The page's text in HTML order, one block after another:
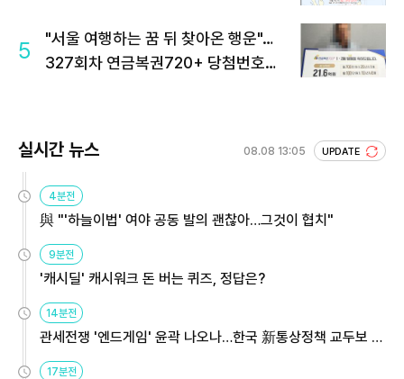
5
"서울 여행하는 꿈 뒤 찾아온 행운"…
327회차 연금복권720+ 당첨번호조
실시간 뉴스 08.08 13:05 UPDATE
4분전
與 "'하늘이법' 여야 공동 발의 괜찮아…그것이 협치"
9분전
'캐시딜' 캐시워크 돈 버는 퀴즈, 정답은?
14분전
관세전쟁 '엔드게임' 윤곽 나오나…한국 新통상정책 교두보 활
용해야
17분전